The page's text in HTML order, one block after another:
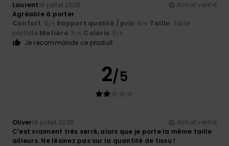
Laurent16 juillet 2026
Achat vérifié
Agréable à porter
Confort: 5/5 Rapport qualité / prix: 5/5 Taille: Taille
parfaite Matière: 5 /5 Coloris: 5 /5
Je recommande ce produit
2/5
Oliver16 juillet 2026
Achat vérifié
C'est vraiment très serré, alors que je porte la même taille
ailleurs. Ne lésinez pas sur la quantité de tissu !